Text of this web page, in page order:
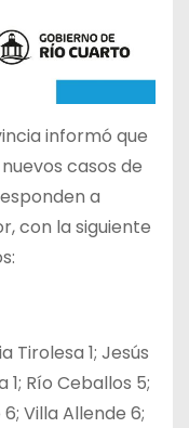
informó que
casos de
a
con la siguiente
Tirolesa 1; Jesús
1; Río Ceballos 5;
6; Villa Allende 6;